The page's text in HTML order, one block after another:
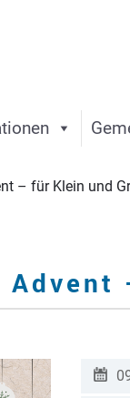
– für Klein und